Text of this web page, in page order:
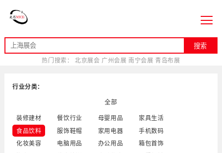
搜索
热门搜索：
北京展会 广州会展 南宁会展 青岛布展
行业分类：
全部
装修建材 餐饮行业 母婴用品
家具生活
食品饮料
服饰鞋帽 家用电器
手机数码
化妆美容
电脑用品 办公用品
箱包首饰